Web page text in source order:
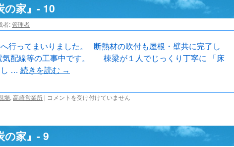
の家』- 10
者:管理者
行ってまいりました。 断熱材の吹付も屋根・壁共に完了し
気配線等の工事中です。 棟梁が１人でじっくり丁寧に 「床
し … 続きを読む →
場, 高崎営業所 | 東
の
『炭
コメントを受け付けていません
の家』- 9